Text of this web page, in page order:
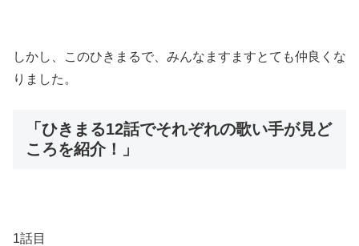
しかし、このひきまるで、みんなますますとても仲良くな
りました。
「ひきまる12話でそれぞれの歌い手が見ど
ころを紹介！」
1話目